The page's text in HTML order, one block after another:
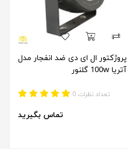
پروژکتور ال ای دی ضد انفجار مدل
آتریا 100w گلنور
تعداد نظرات 0
تماس بگیرید